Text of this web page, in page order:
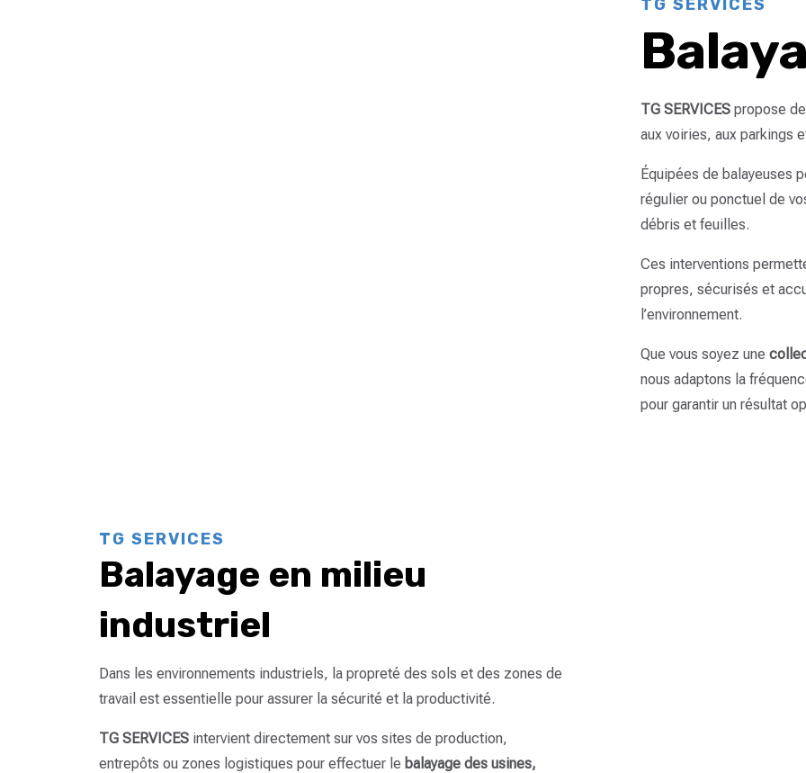
TG SERVICES
TG SERVICES propose
aux voiries, aux parkings
Équipées de balayeuses
régulier ou ponctuel de
débris et feuilles.
Ces interventions
propres, sécurisés et
l’environnement.
Que vous soyez une
nous adaptons la
pour garantir un résultat
TG SERVICES
Balayage en milieu
industriel
Dans les environnements industriels, la propreté des sols et des zones de
travail est essentielle pour assurer la sécurité et la productivité.
TG SERVICES intervient directement sur vos sites de production,
entrepôts ou zones logistiques pour effectuer le balayage des usines,